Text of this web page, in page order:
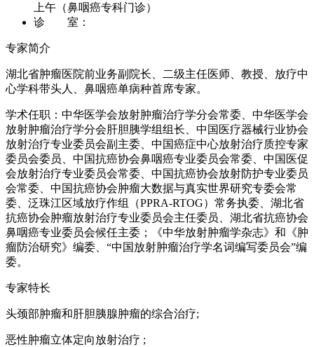
上午（鼻咽癌专科门诊）
诊 室：
专家简介
湖北省肿瘤医院前业务副院长、二级主任医师、教授、放疗中
心学科带头人、鼻咽癌单病种首席专家。
学术任职：中华医学会放射肿瘤治疗学分会常委、中华医学会
放射肿瘤治疗学分会肝胆胰学组组长、中国医疗器械行业协会
放射治疗专业委员会副主委、中国癌症中心放射治疗质控专家
委员会委员、中国抗癌协会鼻咽癌专业委员会常委、中国医促
会放射治疗专业委员会常委、中国抗癌协会放射防护专业委员
会常委、中国抗癌协会肿瘤大数据与真实世界研究专委会常
委、泛珠江区域放疗作组（PPRA-RTOG）常务执委、湖北省
抗癌协会肿瘤放射治疗专业委员会主任委员、湖北省抗癌协会
鼻咽癌专业委员会候任主委；《中华放射肿瘤学杂志》和《肿
瘤防治研究》编委、“中国放射肿瘤治疗学名词编写委员会”编
委。
专家特长
头颈部肿瘤和肝胆胰腺肿瘤的综合治疗;
恶性肿瘤立体定向放射治疗 ;